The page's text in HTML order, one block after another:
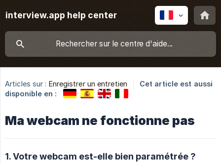
interview.app help center
Articles sur : Enregistrer un entretien
Cet article est aussi
disponible en :
Ma webcam ne fonctionne pas
1. Votre webcam est-elle bien paramétrée ?